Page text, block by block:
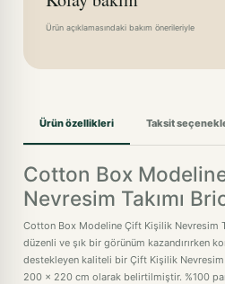
Ürün açıklamasındaki bakım önerileriyle
Ürün özellikleri Taksit
Cotton Box
Nevresim Takımı
Cotton Box Modeline Çift Kişilik Nevresim
düzenli ve şık bir görünüm kazandırırken
destekleyen kaliteli bir Çift Kişilik Nevresim
200 x 220 cm olarak belirtilmiştir. %100